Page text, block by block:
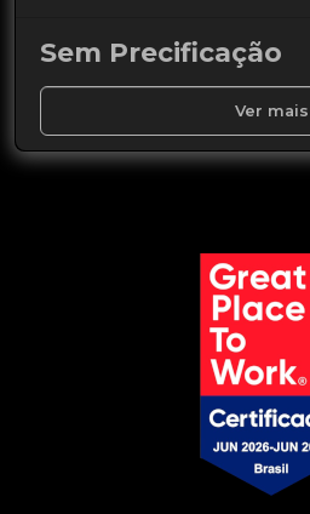
Sem Precificação
Ver mais